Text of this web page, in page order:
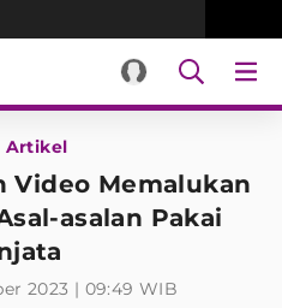
Artikel
Video Memalukan
asalan Pakai
2023 | 09:49 WIB